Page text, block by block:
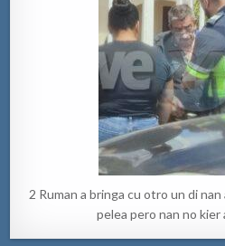
2 Ruman a bringa cu otro un di
pelea pero nan no kier